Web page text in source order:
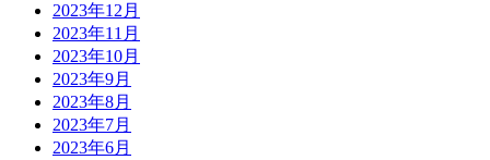
2023年12月
2023年11月
2023年10月
2023年9月
2023年8月
2023年7月
2023年6月